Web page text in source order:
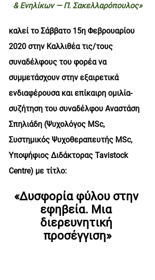
& Ενηλίκων — Π. Σακελλαρόπουλος»
καλεί το Σάββατο 15η Φεβρουαρίου
2020 στην Καλλιθέα τις/τους
συναδέλφους του φορέα να
συμμετάσχουν στην εξαιρετικά
ενδιαφέρουσα και επίκαιρη ομιλία-
συζήτηση του συναδέλφου Αναστάση
Σπηλιάδη (Ψυχολόγος MSc,
Συστημικός Ψυχοθεραπευτής MSc,
Υποψήφιος Διδάκτορας Tavistock
Centre) με τίτλο:
«Δυσφορία φύλου στην
εφηβεία. Μια
διερευνητική
προσέγγιση»